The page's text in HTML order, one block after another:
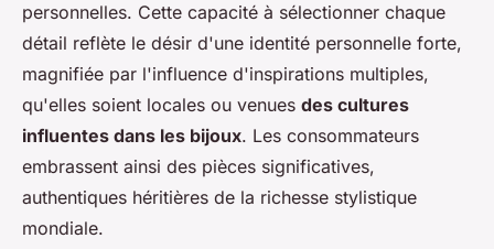
personnelles. Cette capacité à sélectionner chaque
détail reflète le désir d'une identité personnelle forte,
magnifiée par l'influence d'inspirations multiples,
qu'elles soient locales ou venues des cultures
influentes dans les bijoux. Les consommateurs
embrassent ainsi des pièces significatives,
authentiques héritières de la richesse stylistique
mondiale.